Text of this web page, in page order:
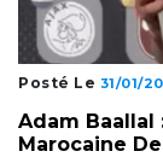
Posté Le 31/01/
Adam Baallal
Marocaine